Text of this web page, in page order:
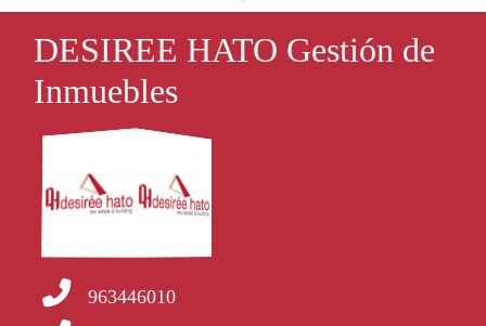
DESIREE HATO Gestión de
Inmuebles
963446010